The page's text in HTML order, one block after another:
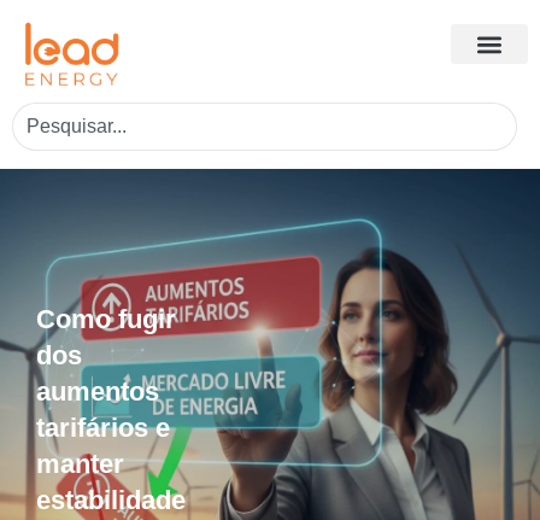
Como fugir
dos
aumentos
tarifários e
manter
estabilidade